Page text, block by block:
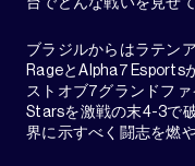
台でどんな戦いを見せ
ブラジルからはラテン
RageとAlpha7 Esports
ストオブ7グランドファ
Starsを激戦の末4-3で
界に示すべく闘志を燃